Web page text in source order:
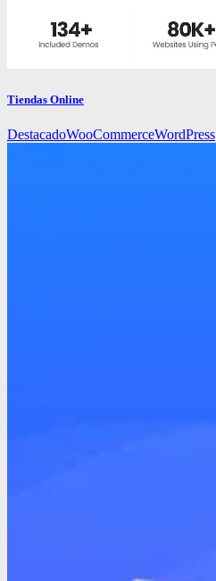
Tiendas Online
DestacadoWooCommerceWordPress